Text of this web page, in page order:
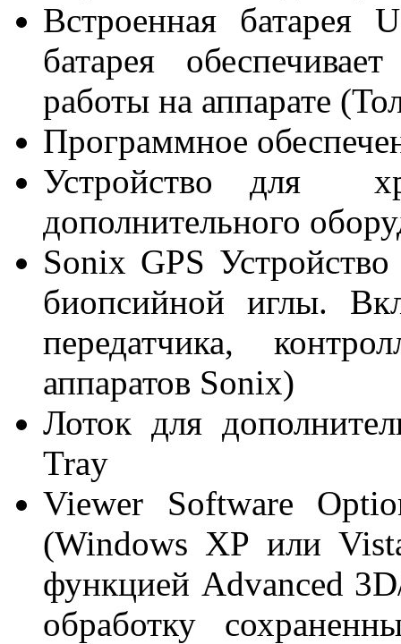
Встроенная батарея
батарея
работы на аппарате
Программное
Устройство для
дополнительного
Sonix GPS
биопсийной иглы.
передатчика,
аппаратов Sonix)
Лоток для
Tray
Viewer Software
(Windows XP или
функцией Advanced
обработку